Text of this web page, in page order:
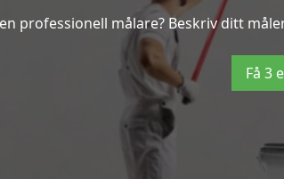
professionell målare? Beskriv ditt
Få 3